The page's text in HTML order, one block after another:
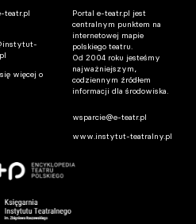
teatr.pl
więcej o
Portal e-teatr.pl jest
centralnym punktem na
internetowej mapie
polskiego teatru.
Od 2004 roku jesteśmy
najważniejszym,
codziennym źródłem
informacji dla środowiska.
wsparcie@e-teatr.pl
www.instytut-teatralny.pl